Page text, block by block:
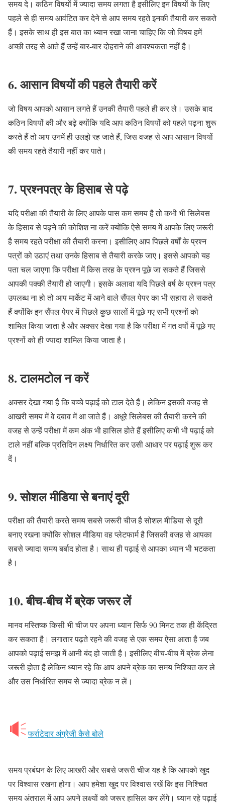
समय दे। कठिन विषयों में ज्यादा समय लगता है इसीलिए इन विषयों के लिए
पहले से ही समय आवंटित कर देने से आप समय रहते इनकी तैयारी कर सकते
हैं। इसके साथ ही इस बात का ध्यान रखा जाना चाहिए कि जो विषय हमें
अच्छी तरह से आते हैं उन्हें बार-बार दोहराने की आवश्यकता नहीं है।
6. आसान विषयों की पहले तैयारी करें
जो विषय आपको आसान लगते हैं उनकी तैयारी पहले ही कर ले। उसके बाद
कठिन विषयों की और बढ़े क्योंकि यदि आप कठिन विषयों को पहले पढ़ना शुरू
करते हैं तो आप उनमें ही उलझे रह जाते हैं, जिस वजह से आप आसान विषयों
की समय रहते तैयारी नहीं कर पाते।
7. प्रश्नपत्र के हिसाब से पढ़े
यदि परीक्षा की तैयारी के लिए आपके पास कम समय है तो कभी भी सिलेबस
के हिसाब से पढ़ने की कोशिश ना करें क्योंकि ऐसे समय में आपके लिए जरूरी
है समय रहते परीक्षा की तैयारी करना। इसीलिए आप पिछले वर्षों के प्रश्न
पत्रों को उठाएं तथा उनके हिसाब से तैयारी करके जाए। इससे आपको यह
पता चल जाएगा कि परीक्षा में किस तरह के प्रश्न पूछे जा सकते हैं जिससे
आपकी पक्की तैयारी हो जाएगी। इसके अलावा यदि पिछले वर्ष के प्रश्न पत्र
उपलब्ध ना हो तो आप मार्केट में आने वाले सैंपल पेपर का भी सहारा ले सकते
हैं क्योंकि इन सैंपल पेपर में पिछले कुछ सालों में पूछे गए सभी प्रश्नों को
शामिल किया जाता है और अक्सर देखा गया है कि परीक्षा में गत वर्षो में पूछे गए
प्रश्नों को ही ज्यादा शामिल किया जाता है।
8. टालमटोल न करें
अक्सर देखा गया है कि बच्चे पढ़ाई को टाल देते हैं। लेकिन इसकी वजह से
आखरी समय में वे दबाव में आ जाते हैं। अधूरे सिलेबस की तैयारी करने की
वजह से उन्हें परीक्षा में कम अंक भी हासिल होते हैं इसीलिए कभी भी पढ़ाई को
टाले नहीं बल्कि प्रतिदिन लक्ष्य निर्धारित कर उसी आधार पर पढ़ाई शुरू कर
दें।
9. सोशल मीडिया से बनाएं दूरी
परीक्षा की तैयारी करते समय सबसे जरूरी चीज है सोशल मीडिया से दूरी
बनाए रखना क्योंकि सोशल मीडिया वह प्लेटफार्म है जिसकी वजह से आपका
सबसे ज्यादा समय बर्बाद होता है। साथ ही पढ़ाई से आपका ध्यान भी भटकता
है।
10. बीच-बीच में ब्रेक जरूर लें
मानव मस्तिष्क किसी भी चीज पर अपना ध्यान सिर्फ 90 मिनट तक ही केंद्रित
कर सकता है। लगातार पढ़ते रहने की वजह से एक समय ऐसा आता है जब
आपको पढ़ाई समझ में आनी बंद हो जाती है। इसीलिए बीच-बीच में ब्रेक लेना
जरूरी होता है लेकिन ध्यान रहे कि आप अपने ब्रेक का समय निश्चित कर ले
और उस निर्धारित समय से ज्यादा ब्रेक न लें।
फर्राटेदार अंग्रेजी कैसे बोले
समय प्रबंधन के लिए आखरी और सबसे जरूरी चीज यह है कि आपको खुद
पर विश्वास रखना होगा। आप हमेशा खुद पर विश्वास रखें कि इस निश्चित
समय अंतराल में आप अपने लक्ष्यों को जरूर हासिल कर लेंगे। ध्यान रहे पढ़ाई